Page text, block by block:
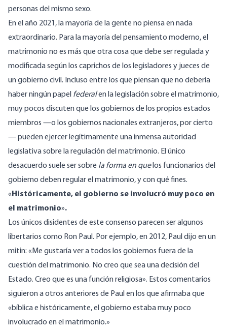
personas del mismo sexo.
En el año 2021, la mayoría de la gente no piensa en nada
extraordinario. Para la mayoría del pensamiento moderno, el
matrimonio no es más que otra cosa que debe ser regulada y
modificada según los caprichos de los legisladores y jueces de
un gobierno civil. Incluso entre los que piensan que no debería
haber ningún papel federalen la legislación sobre el matrimonio,
muy pocos discuten que los gobiernos de los propios estados
miembros —o los gobiernos nacionales extranjeros, por cierto
— pueden ejercer legítimamente una inmensa autoridad
legislativa sobre la regulación del matrimonio. El único
desacuerdo suele ser sobre la forma en que los funcionarios del
gobierno deben regular el matrimonio, y con qué fines.
« Históricamente, el gobierno se involucró muy poco en
el matrimonio».
Los únicos disidentes de este consenso parecen ser algunos
libertarios como Ron Paul. Por ejemplo, en 2012, Paul dijo en un
mitin: «Me gustaría ver a todos los gobiernos fuera de la
cuestión del matrimonio. No creo que sea una decisión del
Estado. Creo que es una función religiosa». Estos comentarios
siguieron a otros anteriores de Paul en los que afirmabaque
«bíblica e históricamente, el gobierno estaba muy poco
involucrado en el matrimonio.»